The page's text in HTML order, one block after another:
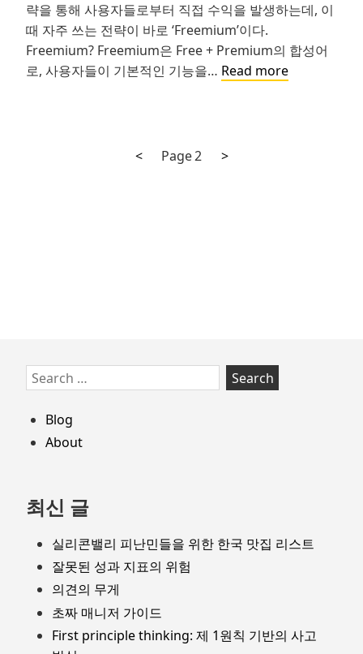
략을 통해 사용자들로부터 직접 수익을 발생하는데, 이
때 자주 쓰는 전략이 바로 ‘Freemium’이다.
Freemium? Freemium은 Free + Premium의 합성어
로, 사용자들이 기본적인 기능을… Read more그
Previous
< Page2
Next
>
Skip
to
footer
Search
for:
Blog
About
최신 글
실리콘밸리 피난민들을 위한 한국 맛집 리스트
잘못된 성과 지표의 위험
의견의 무게
초짜 매니저 가이드
First principle thinking: 제 1원칙 기반의 사고